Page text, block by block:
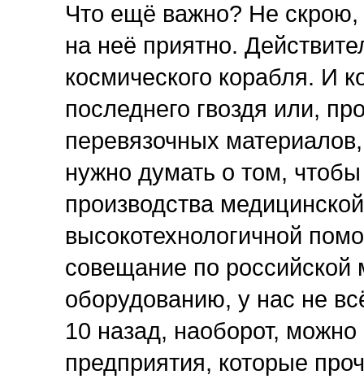
Что ещё важно? Не скрою,
на неё приятно.
космического корабля. И
последнего гвоздя или,
перевязочных
нужно думать о том,
производства
высокотехнологичной
совещание по
оборудованию, у нас не
10 назад, наоборот, можно
предприятия, которые